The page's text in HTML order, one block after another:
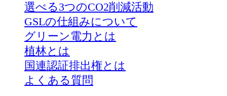
選べる3つのCO2削減活動
GSLの仕組みについて
グリーン電力とは
植林とは
国連認証排出権とは
よくある質問